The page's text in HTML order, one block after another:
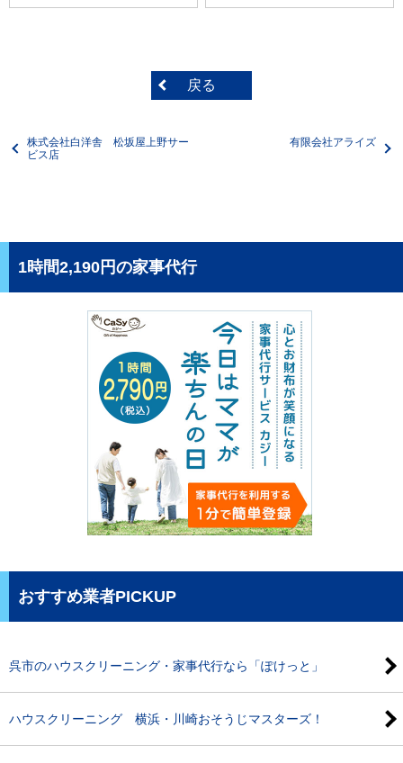
戻る
株式会社白洋舎 松坂屋上野サー
ビス店
有限会社アライズ
1時間2,190円の家事代行
おすすめ業者PICKUP
呉市のハウスクリーニング・家事代行なら「ぽけっと」
ハウスクリーニング 横浜・川崎おそうじマスターズ！